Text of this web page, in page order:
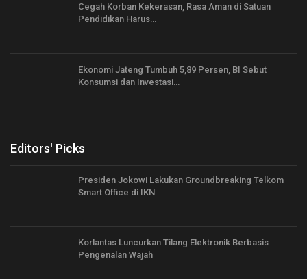
Cegah Korban Kekerasan, Rasa Aman di Satuan
Pendidikan Harus…
Ekonomi Jateng Tumbuh 5,89 Persen, BI Sebut
Konsumsi dan Investasi…
Editors' Picks
Presiden Jokowi Lakukan Groundbreaking Telkom
Smart Office di IKN
Korlantas Luncurkan Tilang Elektronik Berbasis
Pengenalan Wajah